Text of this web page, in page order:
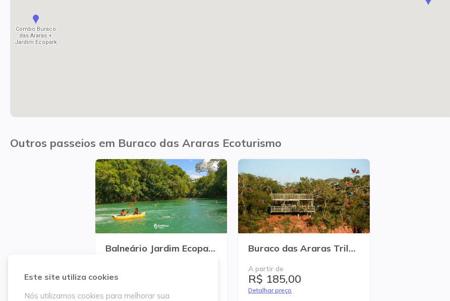
Este site utiliza cookies
Nós utilizamos cookies para melhorar sua
Combo Buraco
das Araras +
Jardim Ecopark
Outros passeios em Buraco das Araras Ecoturismo
Balneário Jardim Ecopark
R$ 90,00
Buraco das Araras Trilha Contemplativa
A partir de
R$ 185,00
Detalhar preço